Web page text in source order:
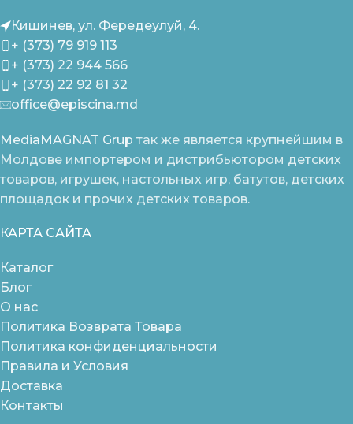
Кишинев, ул. Фередеулуй, 4.
+ (373) 79 919 113
+ (373) 22 944 566
+ (373) 22 92 81 32
office@episcina.md
MediaMAGNAT Grup так же является крупнейшим в
Молдове импортером и дистрибьютором детских
товаров, игрушек, настольных игр, батутов, детских
площадок и прочих детских товаров.
КАРТА САЙТА
Каталог
Блог
О нас
Политика Возврата Товара
Политика конфиденциальности
Правила и Условия
Доставка
Контакты